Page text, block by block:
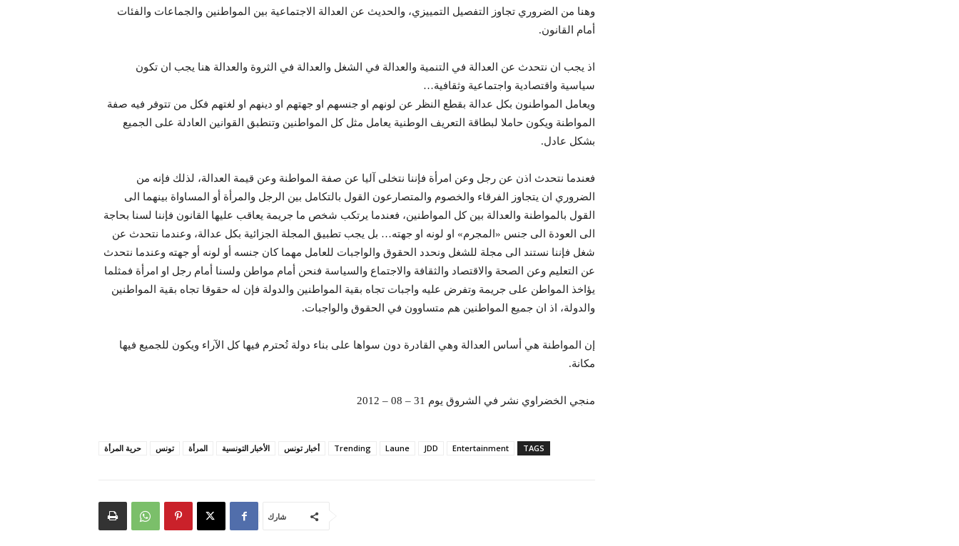
وهنا من الضروري تجاوز التفصيل التمييزي، والحديث عن العدالة الاجتماعية بين المواطنين والجماعات والفئات
أمام القانون.
اذ يجب ان نتحدث عن العدالة في التنمية والعدالة في الشغل والعدالة في الثروة والعدالة هنا يجب ان تكون
سياسية واقتصادية واجتماعية وثقافية…
ويعامل المواطنون بكل عدالة بقطع النظر عن لونهم او جنسهم او جهتهم او دينهم او لغتهم فكل من تتوفر فيه صفة
المواطنة ويكون حاملا لبطاقة التعريف الوطنية يعامل مثل كل المواطنين وتنطبق القوانين العادلة على الجميع
بشكل عادل.
فعندما نتحدث اذن عن رجل وعن امرأة فإننا نتخلى آليا عن صفة المواطنة وعن قيمة العدالة، لذلك فإنه من
الضروري ان يتجاوز الفرقاء والخصوم والمتصارعون القول بالتكامل بين الرجل والمرأة أو المساواة بينهما الى
القول بالمواطنة والعدالة بين كل المواطنين، فعندما يرتكب شخص ما جريمة يعاقب عليها القانون فإننا لسنا بحاجة
الى العودة الى جنس «المجرم» او لونه او جهته… بل يجب تطبيق المجلة الجزائية بكل عدالة، وعندما نتحدث عن
شغل فإننا نستند الى مجلة للشغل ونحدد الحقوق والواجبات للعامل مهما كان جنسه أو لونه أو جهته وعندما نتحدث
عن التعليم وعن الصحة والاقتصاد والثقافة والاجتماع والسياسة فنحن أمام مواطن ولسنا أمام رجل او امرأة فمثلما
يؤاخذ المواطن على جريمة وتفرض عليه واجبات تجاه بقية المواطنين والدولة فإن له حقوقا تجاه بقية المواطنين
والدولة، اذ ان جميع المواطنين هم متساوون في الحقوق والواجبات.
إن المواطنة هي أساس العدالة وهي القادرة دون سواها على بناء دولة تُحترم فيها كل الآراء ويكون للجميع فيها
مكانة.
منجي الخضراوي نشر في الشروق يوم 31 – 08 – 2012
TAGS
Entertainment
JDD
Laune
Trending أخبار تونس الأخبار التونسية المرأة تونس حرية المرأة
شارك